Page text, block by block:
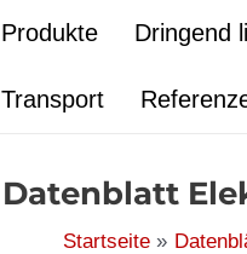
Produkte Dringend
Transport
Datenblatt
Startseite